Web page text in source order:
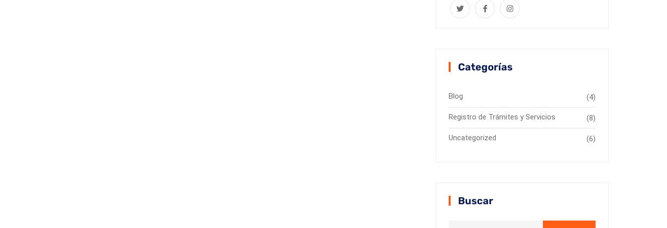
Categorías
Blog (4)
Registro de Trámites y Servicios (8)
Uncategorized (6)
Buscar